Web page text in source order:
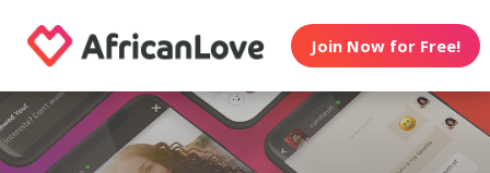
Join Now for Free!